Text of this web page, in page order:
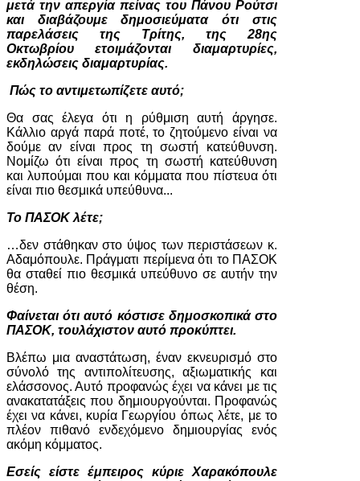
μετά την απεργία πείνας του Πάνου Ρούτσι
και διαβάζουμε δημοσιεύματα ότι στις
παρελάσεις της Τρίτης, της 28ης
Οκτωβρίου ετοιμάζονται διαμαρτυρίες,
εκδηλώσεις διαμαρτυρίας.
Πώς το αντιμετωπίζετε αυτό;
Θα σας έλεγα ότι η ρύθμιση αυτή άργησε.
Κάλλιο αργά παρά ποτέ, το ζητούμενο είναι να
δούμε αν είναι προς τη σωστή κατεύθυνση.
Νομίζω ότι είναι προς τη σωστή κατεύθυνση
και λυπούμαι που και κόμματα που πίστευα ότι
είναι πιο θεσμικά υπεύθυνα...
Το ΠΑΣΟΚ λέτε;
…δεν στάθηκαν στο ύψος των περιστάσεων κ.
Αδαμόπουλε. Πράγματι περίμενα ότι το ΠΑΣΟΚ
θα σταθεί πιο θεσμικά υπεύθυνο σε αυτήν την
θέση.
Φαίνεται ότι αυτό κόστισε δημοσκοπικά στο
ΠΑΣΟΚ, τουλάχιστον αυτό προκύπτει.
Βλέπω μια αναστάτωση, έναν εκνευρισμό στο
σύνολό της αντιπολίτευσης, αξιωματικής και
ελάσσονος. Αυτό προφανώς έχει να κάνει με τις
ανακατατάξεις που δημιουργούνται. Προφανώς
έχει να κάνει, κυρία Γεωργίου όπως λέτε, με το
πλέον πιθανό ενδεχόμενο δημιουργίας ενός
ακόμη κόμματος.
Εσείς είστε έμπειρος κύριε Χαρακόπουλε